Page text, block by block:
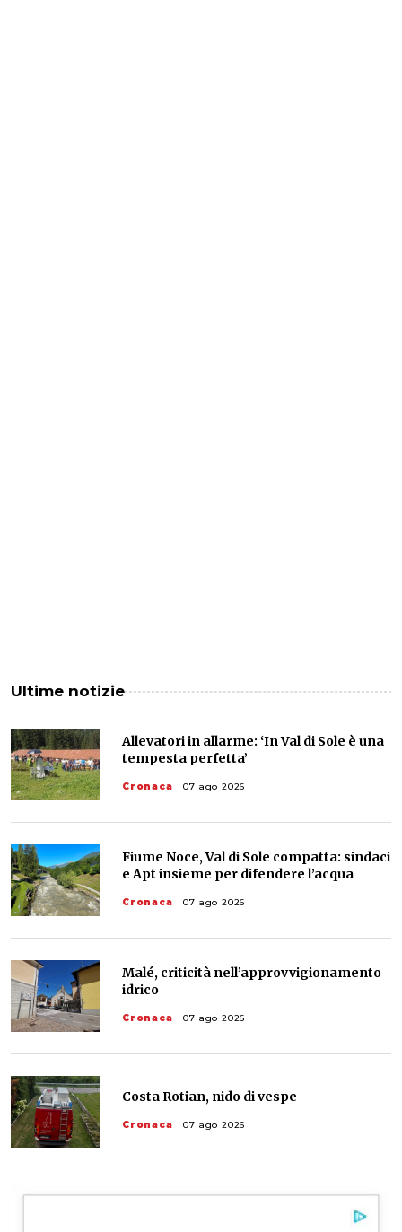
Ultime notizie
Allevatori in allarme: ‘In Val di Sole è una
tempesta perfetta’
Cronaca 07 ago 2026
Fiume Noce, Val di Sole compatta: sindaci
e Apt insieme per difendere l’acqua
Cronaca 07 ago 2026
Malé, criticità nell’approvvigionamento
idrico
Cronaca 07 ago 2026
Costa Rotian, nido di vespe
Cronaca 07 ago 2026